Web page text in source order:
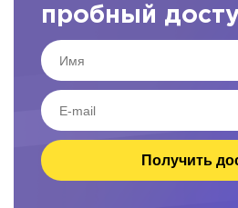
пробный
Получить